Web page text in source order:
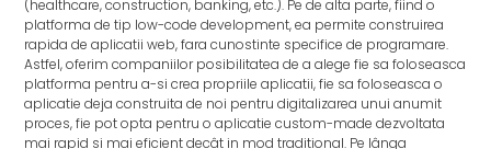
(healthcare, construction, banking, etc.). Pe de alta parte, fiind o
platforma de tip low-code development, ea permite construirea
rapida de aplicatii web, fara cunostinte specifice de programare.
Astfel, oferim companiilor posibilitatea de a alege fie sa foloseasca
platforma pentru a-si crea propriile aplicatii, fie sa foloseasca o
aplicatie deja construita de noi pentru digitalizarea unui anumit
proces, fie pot opta pentru o aplicatie custom-made dezvoltata
mai rapid si mai eficient decât in mod traditional. Pe lânga